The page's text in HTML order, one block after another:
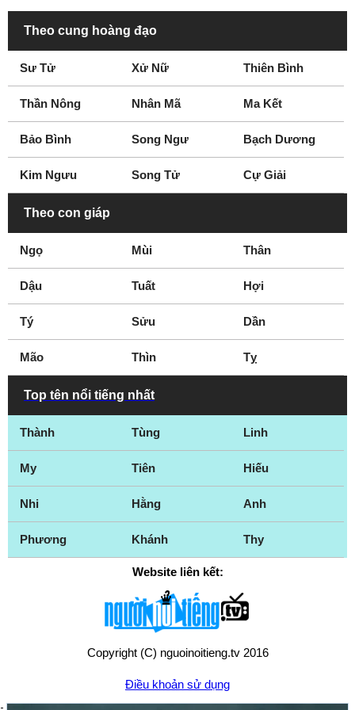
Theo cung hoàng đạo
Sư Tử Xử Nữ Thiên Bình
Thần Nông Nhân Mã Ma Kết
Bảo Bình Song Ngư Bạch Dương
Kim Ngưu Song Tử Cự Giải
Theo con giáp
Ngọ Mùi Thân
Dậu Tuất Hợi
Tý Sửu Dần
Mão Thìn Tỵ
Top tên nổi tiếng nhất
Thành Tùng Linh
My Tiên Hiếu
Nhi Hằng Anh
Phương Khánh Thy
Website liên kết:
Copyright (C) nguoinoitieng.tv 2016
Điều khoản sử dụng